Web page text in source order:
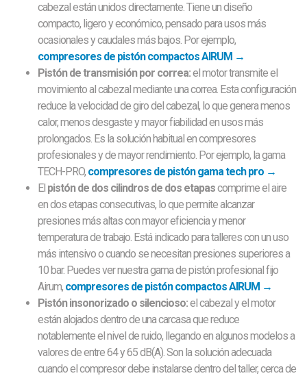
cabezal están unidos directamente. Tiene un diseño
compacto, ligero y económico, pensado para usos más
ocasionales y caudales más bajos. Por ejemplo,
compresores de pistón compactos AIRUM →
Pistón de transmisión por correa:el motor transmite el
movimiento al cabezal mediante una correa. Esta configuración
reduce la velocidad de giro del cabezal, lo que genera menos
calor, menos desgaste y mayor fiabilidad en usos más
prolongados. Es la solución habitual en compresores
profesionales y de mayor rendimiento. Por ejemplo, la gama
TECH-PRO, compresores de pistón gama tech pro →
El pistón de dos cilindros de dos etapascomprime el aire
en dos etapas consecutivas, lo que permite alcanzar
presiones más altas con mayor eficiencia y menor
temperatura de trabajo. Está indicado para talleres con un uso
más intensivo o cuando se necesitan presiones superiores a
10 bar. Puedes ver nuestra gama de pistón profesional fijo
Airum, compresores de pistón compactos AIRUM →
Pistón insonorizado o silencioso:el cabezal y el motor
están alojados dentro de una carcasa que reduce
notablemente el nivel de ruido, llegando en algunos modelos a
valores de entre 64 y 65 dB(A). Son la solución adecuada
cuando el compresor debe instalarse dentro del taller, cerca de